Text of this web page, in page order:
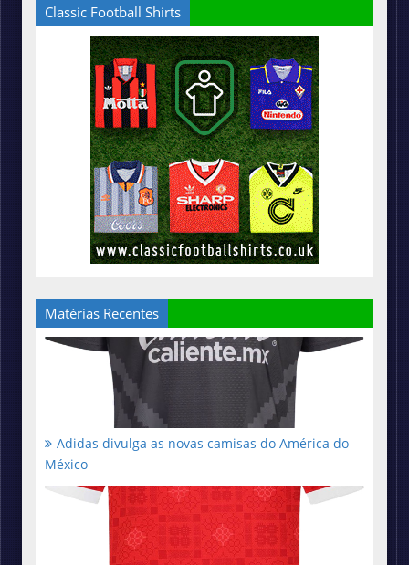
Classic Football Shirts
Matérias Recentes
Adidas divulga as novas camisas do América do
México